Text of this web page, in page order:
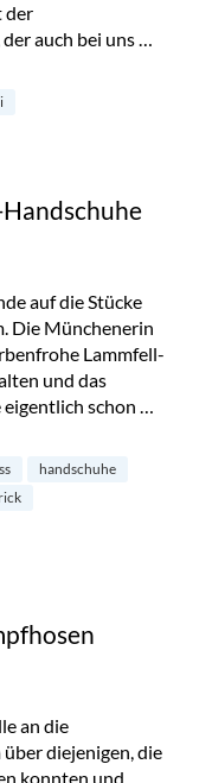
der
auch bei uns …
Belgischen Viertel“
auf die Stücke
Die Münchenerin
Lammfell-
und das
eigentlich schon …
von Michaela
handschuhe
an die
diejenigen, die
konnten und